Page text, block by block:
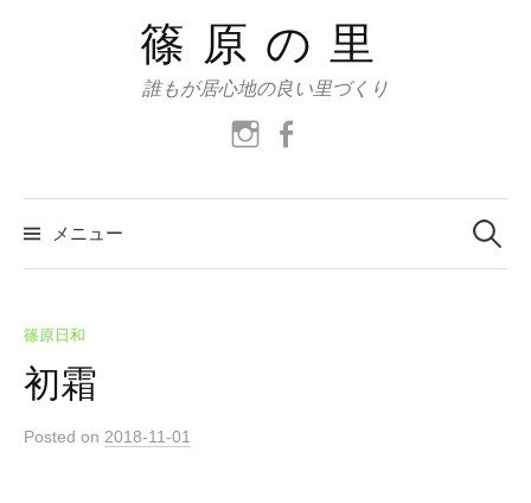
キ
ッ
篠原の里
誰もが居心地の良い里づくり
instagram
メニュー
索:
篠原日和
初霜
Posted on 2018-11-01